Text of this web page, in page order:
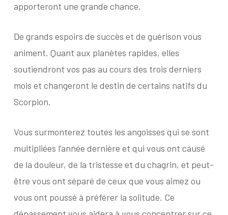
apporteront une grande chance.
De grands espoirs de succès et de guérison vous
animent. Quant aux planètes rapides, elles
soutiendront vos pas au cours des trois derniers
mois et changeront le destin de certains natifs du
Scorpion.
Vous surmonterez toutes les angoisses qui se sont
multipliées l’année dernière et qui vous ont causé
de la douleur, de la tristesse et du chagrin, et peut-
être vous ont séparé de ceux que vous aimez ou
vous ont poussé à préférer la solitude. Ce